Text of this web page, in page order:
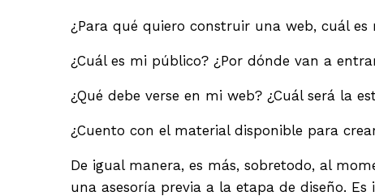
¿Para qué quiero construir una web, cuál es
¿Cuál es mi público? ¿Por dónde van a
¿Qué debe verse en mi web? ¿Cuál será la
¿Cuento con el material disponible para
De igual manera, es más, sobretodo, al
una asesoría previa a la etapa de diseño.